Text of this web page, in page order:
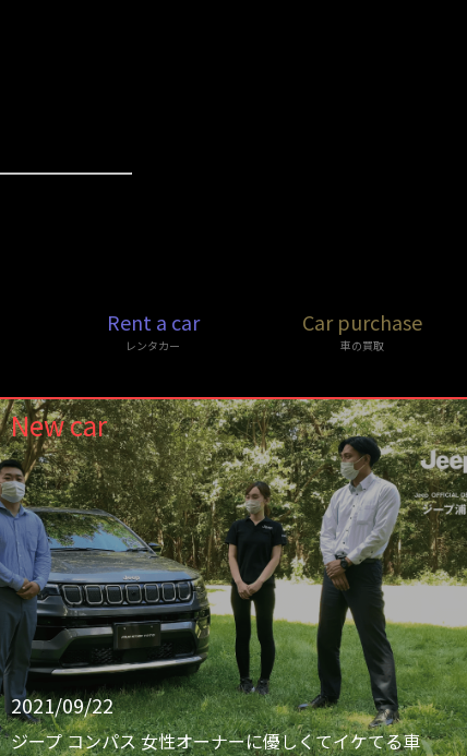
Rent a car
レンタカー
Car purchase
車の買取
New car
2021/09/22
ジープ コンパス 女性オーナーに優しくてイケてる車